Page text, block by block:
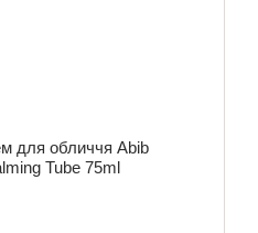
для обличчя Abib
Tube 75ml